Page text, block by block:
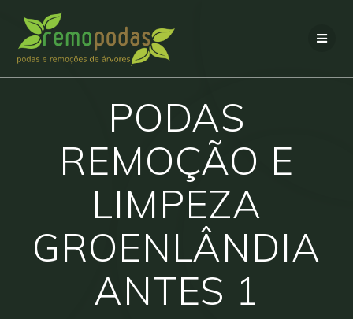
PODAS
REMOÇÃO E
LIMPEZA
GROENLÂNDIA
ANTES 1